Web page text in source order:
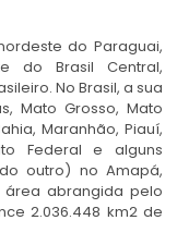
do Paraguai,
do Brasil Central,
No Brasil, a sua
Mato Grosso, Mato
Maranhão, Piauí,
Federal e alguns
outro) no Amapá,
área abrangida pelo
2.036.448 km2 de